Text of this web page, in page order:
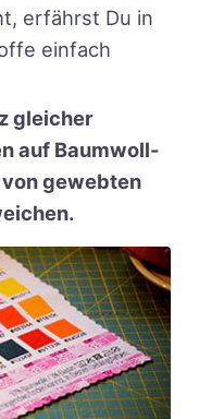
erfährst Du in
einfach
gleicher
auf Baumwoll-
gewebten